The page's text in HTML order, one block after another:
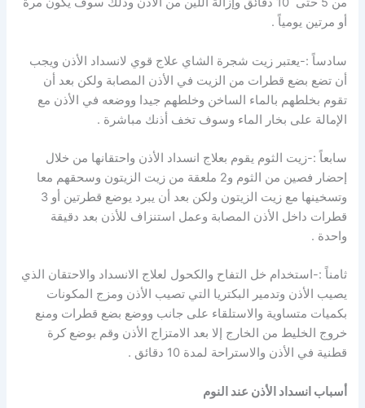
أو مرتين يومياً .
سادساً :-يعتبر زيت شجرة الشاي علاج قوي لانسداد الأذن ويجب
أن تضع بضع قطرات من الزيت في الأذن المصابة ولكن بعد أن
تقوم بخلطهم بالماء الساخن وخلطهم جيدا ووضعه في الأذن مع
الإمالة على بخار الماء وسوف تخف أذنك مباشرة .
سابعاً :-زيت الثوم يقوم بعلاج انسداد الأذن واحتقانها من خلال
إحضار فصين من الثوم و2 ملعقة من زيت الزيتون وسحقهم معا
وتسخينها مع زيت الزيتون ولكن بعد أن يبرد يوضع قطرتين أو 3
قطرات داخل الأذن المصابة وعمل استنزاف للأذن بعد دقيقة
واحدة .
ثامناً :-استخدام خل التفاح والكحول لعلاج الانسداد والاحتقان الذي
يصيب الأذن وتدمير البكتريا التي تصيب الأذن ومزج المكونات
بكميات متساوية والاستلقاء على جانب ووضع بضع قطرات ومنع
خروج الخليط من الخارج إلا بعد الامتزاج الأذن وقم بوضع كرة
قطنية في الأذن والاستراحة لمدة 10 دقائق .
أسباب انسداد الأذن عند النوم